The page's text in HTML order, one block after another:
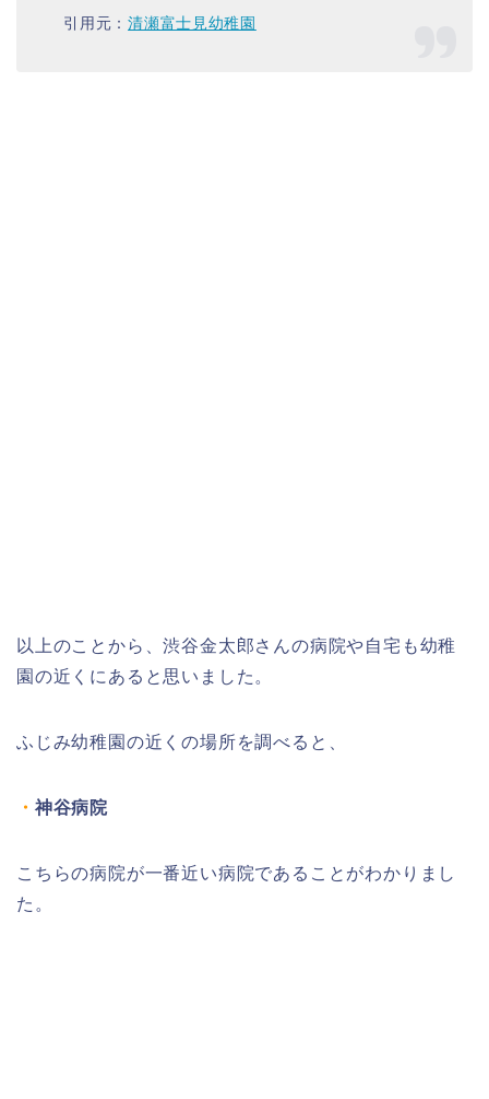
引用元：清瀬富士見幼稚園
以上のことから、渋谷金太郎さんの病院や自宅も幼稚
園の近くにあると思いました。
ふじみ幼稚園の近くの場所を調べると、
・ 神谷病院
こちらの病院が一番近い病院であることがわかりまし
た。